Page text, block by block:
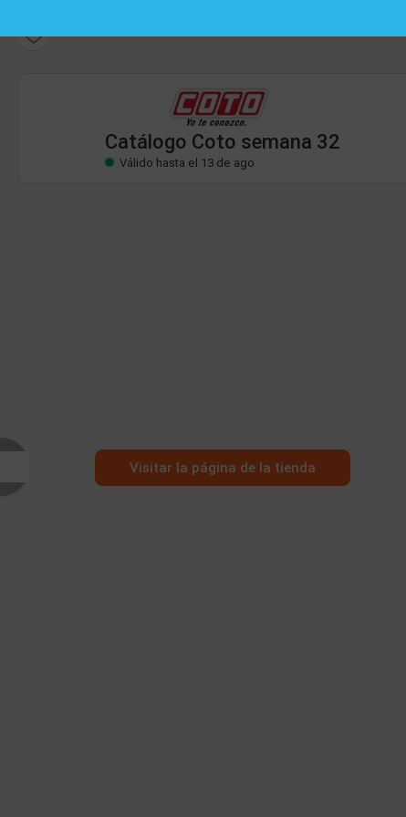
Válido hasta el 13 de ago
Catálogo Coto semana 32
Válido hasta el 13 de ago
Visitar la página de la tienda